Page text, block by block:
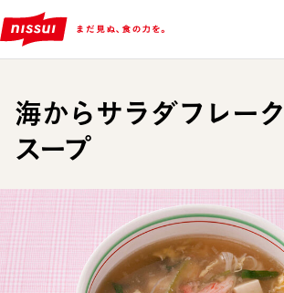
海からサラダフレー
スープ